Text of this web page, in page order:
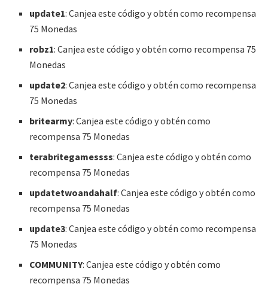
update1: Canjea este código y obtén como recompensa
75 Monedas
robz1: Canjea este código y obtén como recompensa 75
Monedas
update2: Canjea este código y obtén como recompensa
75 Monedas
britearmy: Canjea este código y obtén como
recompensa 75 Monedas
terabritegamessss: Canjea este código y obtén como
recompensa 75 Monedas
updatetwoandahalf: Canjea este código y obtén como
recompensa 75 Monedas
update3: Canjea este código y obtén como recompensa
75 Monedas
COMMUNITY: Canjea este código y obtén como
recompensa 75 Monedas